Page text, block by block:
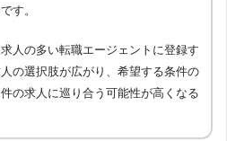
す。
人の多い転職エージェントに登録す
の選択肢が広がり、希望する条件の
の求人に巡り合う可能性が高くなる